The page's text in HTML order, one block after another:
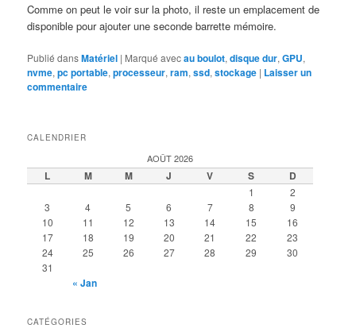
Comme on peut le voir sur la photo, il reste un emplacement de
disponible pour ajouter une seconde barrette mémoire.
Publié dansMatériel | Marqué avecau boulot,disque dur,GPU,
nvme,pc portable,processeur,ram,ssd,stockage | Laisser un
commentaire
CALENDRIER
AOÛT 2026
L M M J V S D
1
2
3
4 5 6 7 8
9
10
11 12 13 14 15
16
17
18 19 20 21 22
23
24
25 26 27 28 29
30
31
« Jan
CATÉGORIES